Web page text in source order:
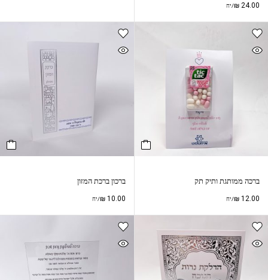
₪ 24.00 /יח
ברכה ממותגת ותיק תק
₪ 12.00 /יח
ברכון ברכת המזון
₪10.00 /יח